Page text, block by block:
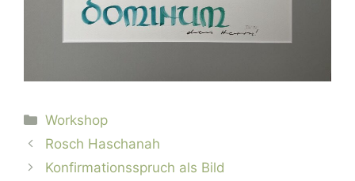
Kategorien
Workshop
Rosch Haschanah
Konfirmationsspruch als Bild